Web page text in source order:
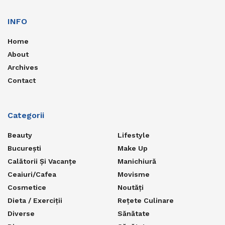
INFO
Home
About
Archives
Contact
Categorii
Beauty
București
Calătorii Și Vacanțe
Ceaiuri/Cafea
Cosmetice
Dieta / Exerciții
Diverse
Lifestyle
Make Up
Manichiură
Movisme
Noutăți
Rețete Culinare
Sănătate